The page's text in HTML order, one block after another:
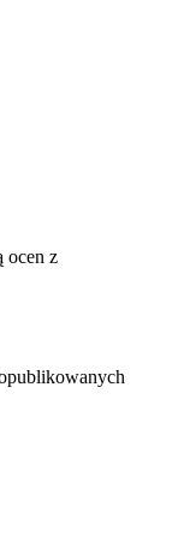
ocen z